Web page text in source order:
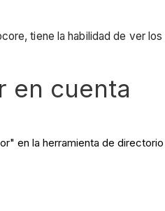
tiene la habilidad de ver
en cuenta
en la herramienta de